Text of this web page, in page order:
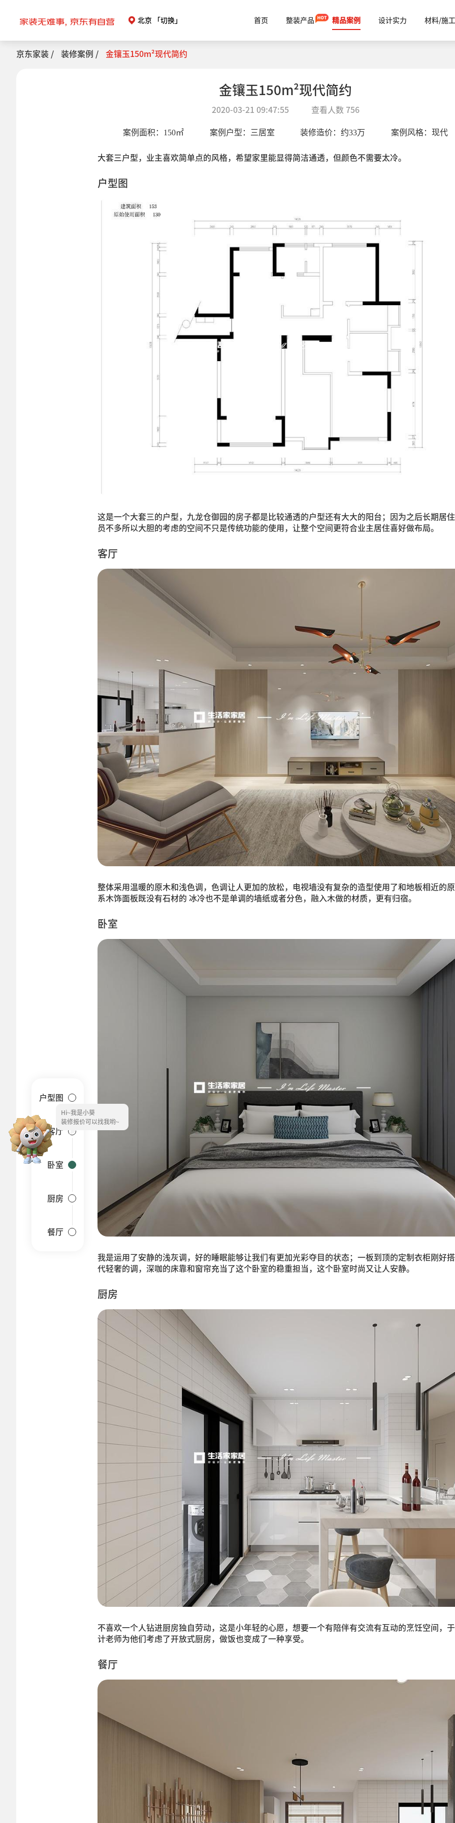
北京 「切换」 首页 整装产品 精品案例 设计实力 材料/施工
京东家装 / 装修案例 / 金镶玉150m²现代简约
金镶玉150m²现代简约
2020-03-21 09:47:55 查看人数 756
案例面积： 150㎡ 案例户型： 三居室 装修造价：约33万 案例风格： 现代
大套三户型，业主喜欢简单点的风格，希望家里能显得简洁通透，但颜色不需要太冷。
户型图
这是一个大套三的户型，九龙仓御园的房子都是比较通透的户型还有大大的阳台；因为之后长期居
员不多所以大胆的考虑的空间不只是传统功能的使用，让整个空间更符合业主居住喜好做布局。
客厅
整体采用温暖的原木和浅色调，色调让人更加的放松，电视墙没有复杂的造型使用了和地板相近的
系木饰面板既没有石材的 冰冷也不是单调的墙纸或者分色，融入木做的材质，更有归宿。
卧室
我是运用了安静的浅灰调，好的睡眠能够让我们有更加光彩夺目的状态；一板到顶的定制衣柜刚好
代轻奢的调，深咖的床靠和窗帘充当了这个卧室的稳重担当，这个卧室时尚又让人安静。
厨房
不喜欢一个人钻进厨房独自劳动，这是小年轻的心愿，想要一个有陪伴有交流有互动的烹饪空间，
计老师为他们考虑了开放式厨房，做饭也变成了一种享受。
餐厅
户型图
客厅
卧室
厨房
餐厅
Hi~